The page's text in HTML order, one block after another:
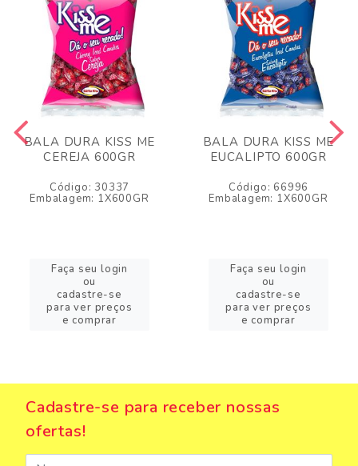
BALA DURA KISS ME
CEREJA 600GR
Código: 30337
Embalagem: 1X600GR
Faça seu login
ou
cadastre-se
para ver preços
e comprar
BALA DURA KISS ME
EUCALIPTO 600GR
Código: 66996
Embalagem: 1X600GR
Faça seu login
ou
cadastre-se
para ver preços
e comprar
Cadastre-se para receber nossas
ofertas!